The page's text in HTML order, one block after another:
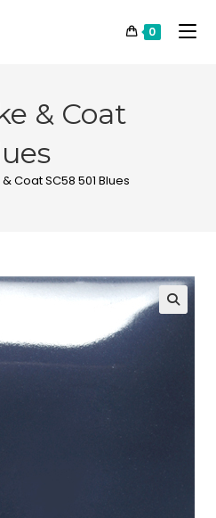
0
& Coat
Coat SC58 501 Blues